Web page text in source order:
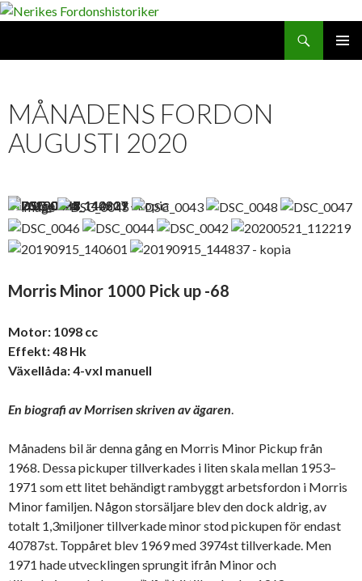
MÅNADENS FORDON
AUGUSTI 2020
Morris Minor 1000 Pick up -68
Motor: 1098 cc
Effekt: 48 Hk
Växellåda: 4-vxl manuell
En biografi av Morrisen skriven av ägaren.
Månadens bil är denna gång en Morris Minor Pickup från
1968. Dessa pickuper tillverkades i liten skala mellan 1953–
1971 som ett litet behändigt rambyggt arbetsfordon i Morris
Minor familjen. Någon storsäljare blev den dock aldrig, av
totalt 1,3miljoner tillverkade minor stod pickupen för endast
40787st. Toppåret blev 1969 med 3974st tillverkade. Men
1971 hade utvecklingen sprungit ifrån Minor och